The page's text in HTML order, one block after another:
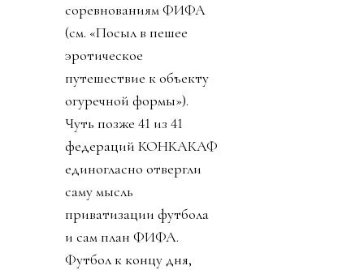
соревнованиям ФИФА
(см. «Посыл в пешее
эротическое
путешествие к объекту
огуречной формы»).
Чуть позже 41 из 41
федераций КОНКАКАФ
единогласно отвергли
саму мысль
приватизации футбола
и сам план ФИФА.
Футбол к концу дня,